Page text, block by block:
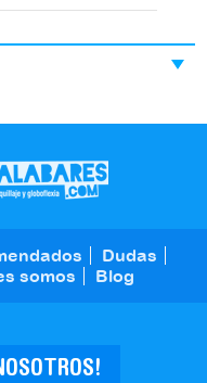
Dudas
somos Blog